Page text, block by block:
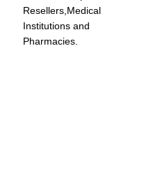
Resellers,Medical
Institutions and
Pharmacies.